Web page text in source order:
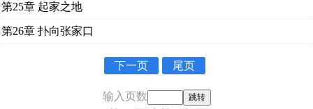
第25章 起家之地
第26章 扑向张家口
下一页 尾页
输入页数